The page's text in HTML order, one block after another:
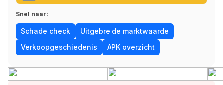
Snel naar:
Schade check
Uitgebreide marktwaarde
Verkoopgeschiedenis
APK overzicht